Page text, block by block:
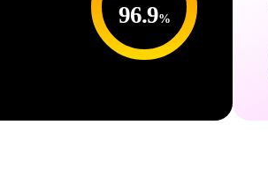
프리미엄 패키지 20%OFF↓
(핵심체크,실전주간,모의고사)
96.9%